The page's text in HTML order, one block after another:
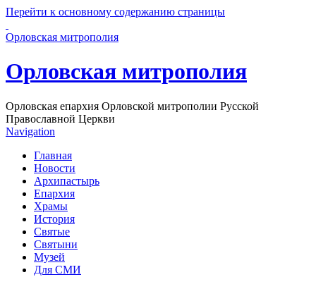
Перейти к основному содержанию страницы
Орловская митрополия
Орловская митрополия
Орловская епархия Орловской митрополии Русской
Православной Церкви
Navigation
Главная
Новости
Архипастырь
Епархия
Храмы
История
Святые
Святыни
Музей
Для СМИ